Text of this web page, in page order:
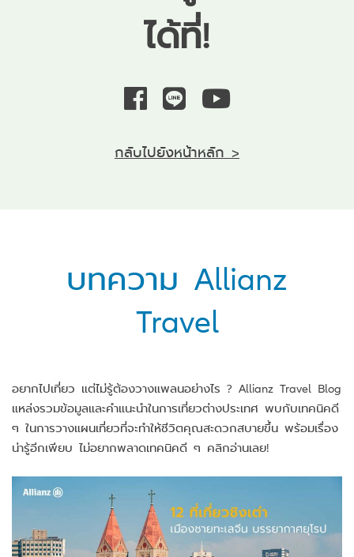
ได้ที่!
กลับไปยังหน้าหลัก >
บทความ Allianz
Travel
อยากไปเที่ยว แต่ไม่รู้ต้องวางแพลนอย่างไร ? Allianz Travel Blog
แหล่งรวมข้อมูลและคำแนะนำในการเที่ยวต่างประเทศ พบกับเทคนิคดี
ๆ ในการวางแผนเที่ยวที่จะทำให้ชีวิตคุณสะดวกสบายขึ้น พร้อมเรื่อง
น่ารู้อีกเพียบ ไม่อยากพลาดเทคนิคดี ๆ คลิกอ่านเลย!